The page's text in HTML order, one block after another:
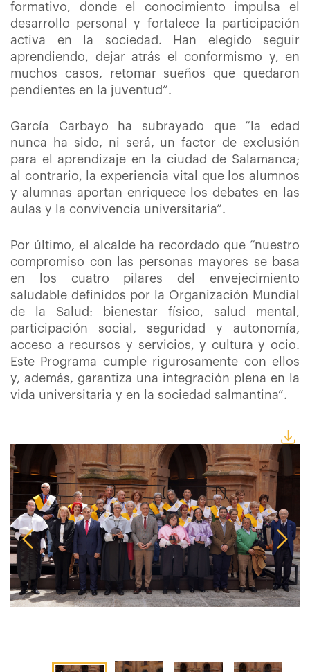
formativo, donde el conocimiento impulsa el
desarrollo personal y fortalece la participación
activa en la sociedad. Han elegido seguir
aprendiendo, dejar atrás el conformismo y, en
muchos casos, retomar sueños que quedaron
pendientes en la juventud”.
García Carbayo ha subrayado que “la edad
nunca ha sido, ni será, un factor de exclusión
para el aprendizaje en la ciudad de Salamanca;
al contrario, la experiencia vital que los alumnos
y alumnas aportan enriquece los debates en las
aulas y la convivencia universitaria”.
Por último, el alcalde ha recordado que “nuestro
compromiso con las personas mayores se basa
en los cuatro pilares del envejecimiento
saludable definidos por la Organización Mundial
de la Salud: bienestar físico, salud mental,
participación social, seguridad y autonomía,
acceso a recursos y servicios, y cultura y ocio.
Este Programa cumple rigurosamente con ellos
y, además, garantiza una integración plena en la
vida universitaria y en la sociedad salmantina”.